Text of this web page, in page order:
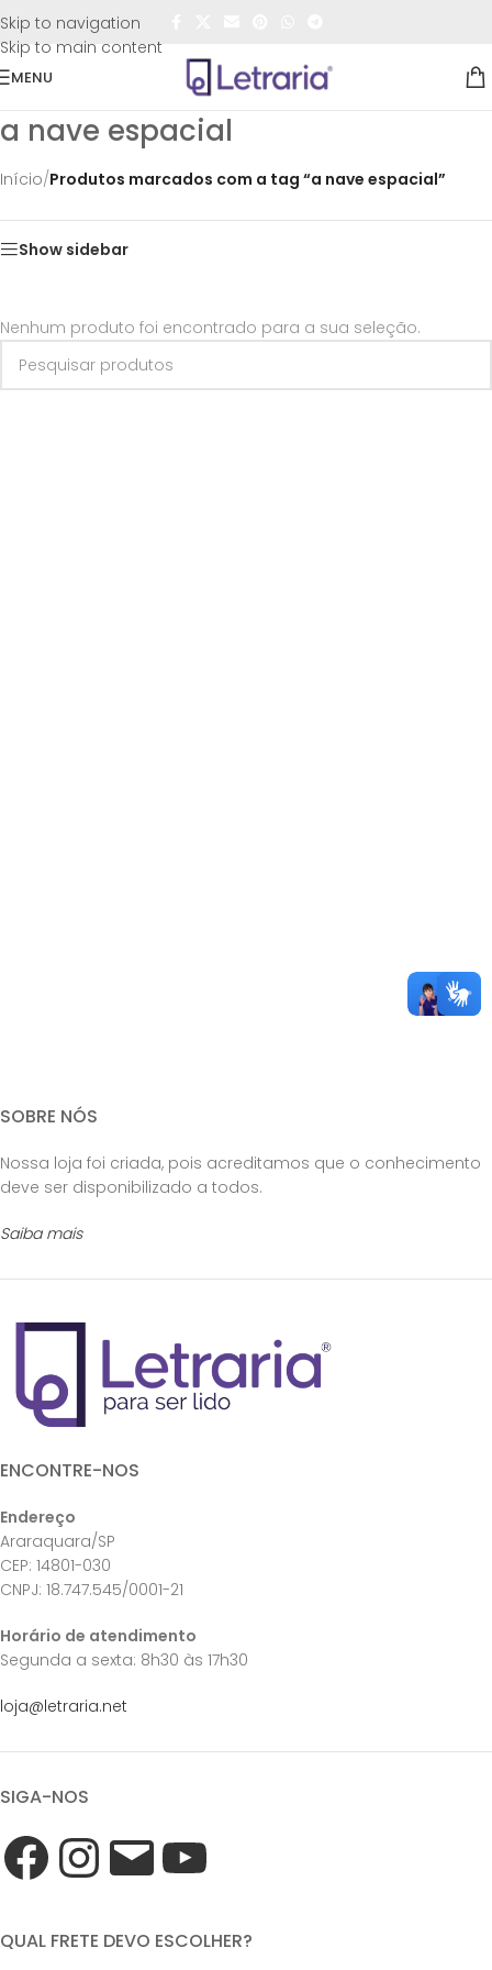
Skip to navigation
Skip to main content
FRETE GRÁTIS
MENU
a nave espacial
Início/Produtos marcados com a tag “a nave espacial”
Show sidebar
Nenhum produto foi encontrado para a sua seleção.
SOBRE NÓS
Nossa loja foi criada, pois acreditamos que o conhecimento
deve ser disponibilizado a todos.
Saiba mais
ENCONTRE-NOS
Endereço
Araraquara/SP
CEP: 14801-030
CNPJ: 18.747.545/0001-21
Horário de atendimento
Segunda a sexta: 8h30 às 17h30
loja@letraria.net
SIGA-NOS
QUAL FRETE DEVO ESCOLHER?